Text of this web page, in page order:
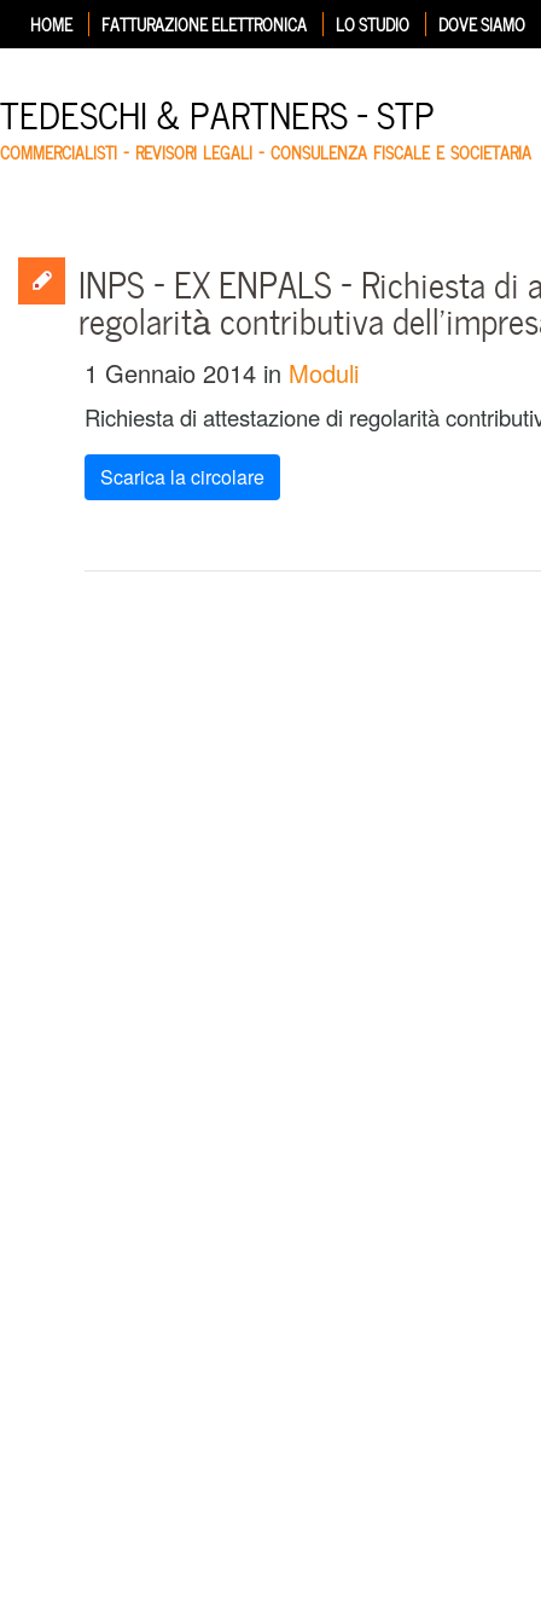
HOME FATTURAZIONE ELETTRONICA LO STUDIO DOVE SIAMO
TEDESCHI & PARTNERS – STP
COMMERCIALISTI – REVISORI LEGALI – CONSULENZA FISCALE E SOCIETARIA
INPS – EX ENPALS – Richiesta
regolarità contributiva
1 Gennaio 2014 in Moduli
Richiesta di attestazione di regolarità
Scarica la circolare